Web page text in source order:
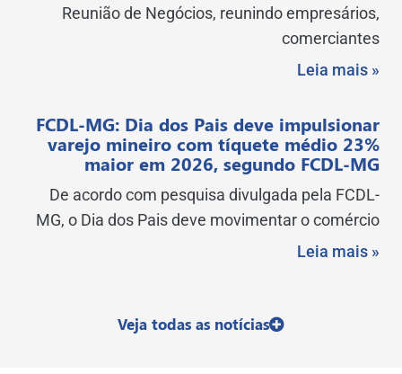
Reunião de Negócios, reunindo empresários,
comerciantes
Leia mais »
FCDL-MG: Dia dos Pais deve impulsionar
varejo mineiro com tíquete médio 23%
maior em 2026, segundo FCDL-MG
De acordo com pesquisa divulgada pela FCDL-
MG, o Dia dos Pais deve movimentar o comércio
Leia mais »
Veja todas as notícias